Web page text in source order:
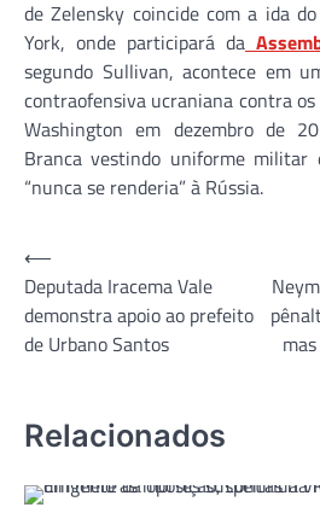
de Zelensky coincide com a ida
York, onde participará da
segundo Sullivan, acontece em
contraofensiva ucraniana contra
Washington em dezembro de
Branca vestindo uniforme militar
“nunca se renderia” à Rússia.
Navegação
de
Post
⟵
Deputada Iracema Vale
demonstra apoio ao prefeito
de Urbano Santos
Relacionados